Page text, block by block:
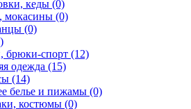
кеды (0)
мокасины (0)
(0)
брюки-спорт (12)
одежда (15)
(14)
белье и пижамы (0)
костюмы (0)